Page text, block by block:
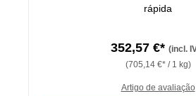
rápida
352,57 €* (incl.
(705,14 €* / 1 kg)
Artigo de avaliação